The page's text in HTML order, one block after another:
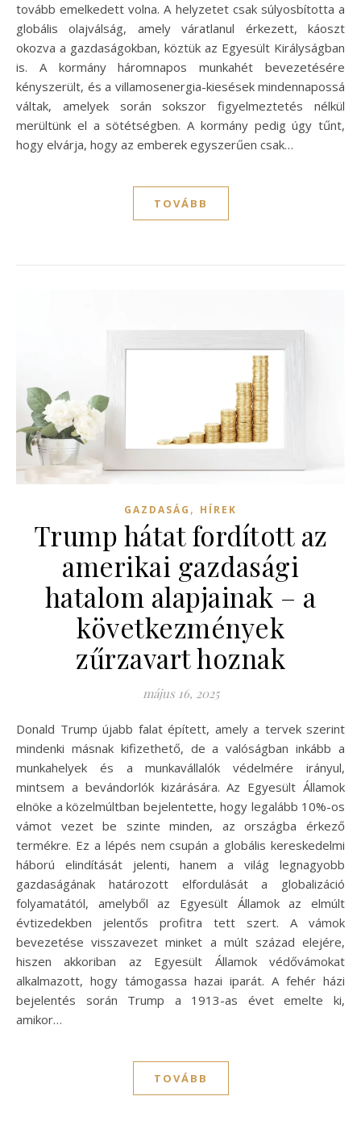
tovább emelkedett volna. A helyzetet csak súlyosbította a
globális olajválság, amely váratlanul érkezett, káoszt
okozva a gazdaságokban, köztük az Egyesült Királyságban
is. A kormány háromnapos munkahét bevezetésére
kényszerült, és a villamosenergia-kiesések mindennapossá
váltak, amelyek során sokszor figyelmeztetés nélkül
merültünk el a sötétségben. A kormány pedig úgy tűnt,
hogy elvárja, hogy az emberek egyszerűen csak…
TOVÁBB
GAZDASÁG , HÍREK
Trump hátat fordított az
amerikai gazdasági
hatalom alapjainak – a
következmények
zűrzavart hoznak
május 16, 2025
Donald Trump újabb falat épített, amely a tervek szerint
mindenki másnak kifizethető, de a valóságban inkább a
munkahelyek és a munkavállalók védelmére irányul,
mintsem a bevándorlók kizárására. Az Egyesült Államok
elnöke a közelmúltban bejelentette, hogy legalább 10%-os
vámot vezet be szinte minden, az országba érkező
termékre. Ez a lépés nem csupán a globális kereskedelmi
háború elindítását jelenti, hanem a világ legnagyobb
gazdaságának határozott elfordulását a globalizáció
folyamatától, amelyből az Egyesült Államok az elmúlt
évtizedekben jelentős profitra tett szert. A vámok
bevezetése visszavezet minket a múlt század elejére,
hiszen akkoriban az Egyesült Államok védővámokat
alkalmazott, hogy támogassa hazai iparát. A fehér házi
bejelentés során Trump a 1913-as évet emelte ki,
amikor…
TOVÁBB